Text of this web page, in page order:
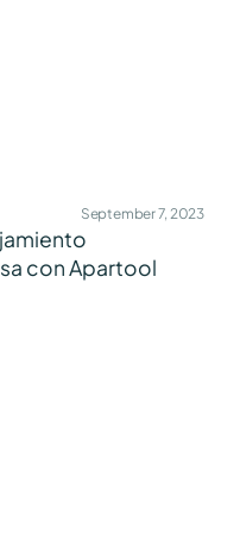
September 7, 2023
con Apartool